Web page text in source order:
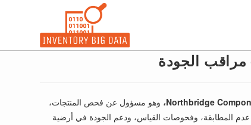
الجودة
وهو مسؤول عن فحص المنتجات،
المطابقة، وفحوصات القياس، ودعم الجودة في أرضية